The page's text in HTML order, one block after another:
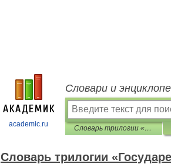
academic.ru
Словари и
Словарь трилогии «Государева вотчина»
Словарь трилогии